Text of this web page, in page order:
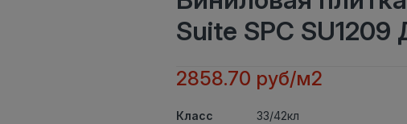
Suite SPC SU1209
2858.70 руб/м2
Класс
33/42кл